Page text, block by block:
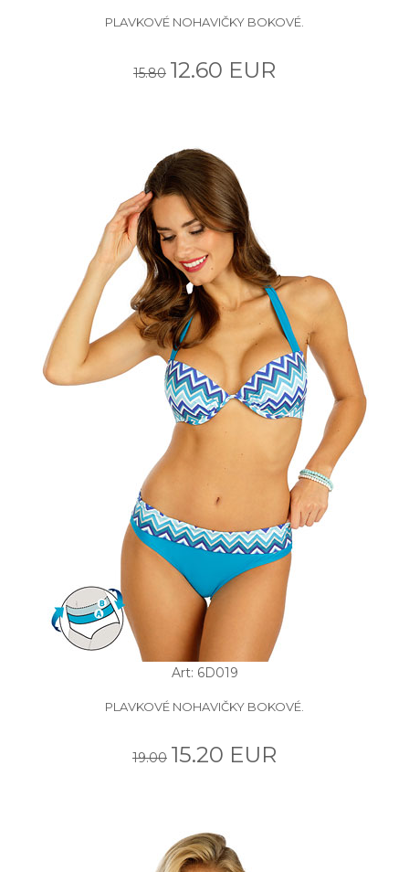
PLAVKOVÉ NOHAVIČKY BOKOVÉ.
15.80 12.60 EUR
Art: 6D019
PLAVKOVÉ NOHAVIČKY BOKOVÉ.
19.00 15.20 EUR